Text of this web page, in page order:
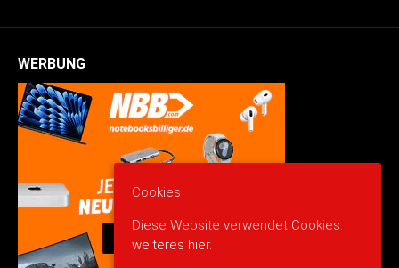
WERBUNG
Cookies
Diese Website verwendet Cookies:
weiteres hier.